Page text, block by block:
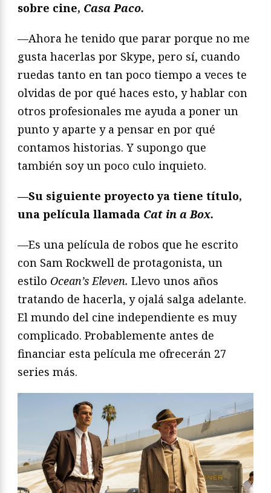
sobre cine, Casa Paco.
—Ahora he tenido que parar porque no me
gusta hacerlas por Skype, pero sí, cuando
ruedas tanto en tan poco tiempo a veces te
olvidas de por qué haces esto, y hablar con
otros profesionales me ayuda a poner un
punto y aparte y a pensar en por qué
contamos historias. Y supongo que
también soy un poco culo inquieto.
—Su siguiente proyecto ya tiene título,
una película llamada Cat in a Box.
—Es una película de robos que he escrito
con Sam Rockwell de protagonista, un
estilo Ocean’s Eleven. Llevo unos años
tratando de hacerla, y ojalá salga adelante.
El mundo del cine independiente es muy
complicado. Probablemente antes de
financiar esta película me ofrecerán 27
series más.